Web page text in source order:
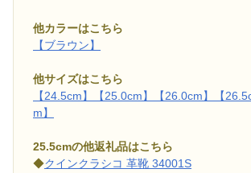
他カラーはこちら
【ブラウン】
他サイズはこちら
【24.5cm】
【25.0cm】 【26.0cm】 【
m】
25.5cmの他返礼品はこちら
◆クインクラシコ 革靴 34001S